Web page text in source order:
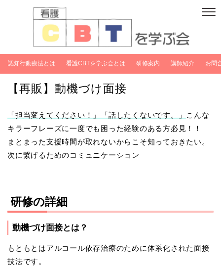
認知行動療法とは 看護CBTを学ぶ会とは 研修案内 講師紹介 お問
【再販】動機づけ面接
「担当変えてください！」「話したくないです。」 こんな
キラーフレーズに一度でも困った経験のある方必見！！
まとまった支援時間が取れないからこそ知っておきたい。
次に繋げるためのコミュニケーション
研修の詳細
動機づけ面接とは？
もともとはアルコール依存治療のために体系化された面接
技法です。